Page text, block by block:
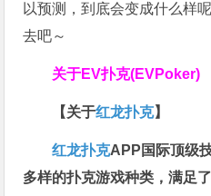
以预测，到底会变成什么样
去吧～
关于EV扑克(EVPoker)
【关于红龙扑克】
红龙扑克APP国际顶级
多样的扑克游戏种类，满足